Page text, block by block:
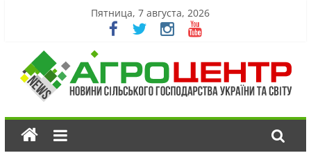
Пятница, 7 августа, 2026